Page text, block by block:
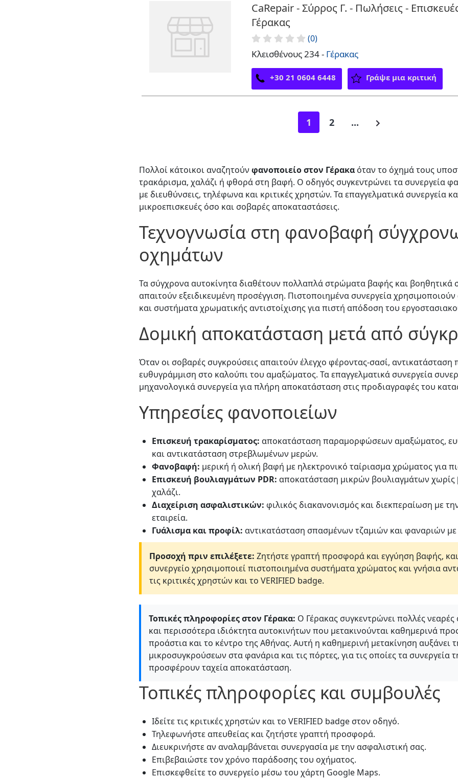
CaRepair - Σύρρος Γ. - Πωλήσεις -
Γέρακας
(0)
Κλεισθένους 234 - Γέρακας
+30 21 0604 6448 Γράψε μια κριτική
1 2 ...
Πολλοί κάτοικοι αναζητούν φανοποιείο στον Γέρακα όταν το όχημά τους
τρακάρισμα, χαλάζι ή φθορά στη βαφή. Ο οδηγός συγκεντρώνει τα συνεργεία
με διευθύνσεις, τηλέφωνα και κριτικές χρηστών. Τα επαγγελματικά συνεργεία
μικροεπισκευές όσο και σοβαρές αποκαταστάσεις.
Τεχνογνωσία στη φανοβαφή
οχημάτων
Τα σύγχρονα αυτοκίνητα διαθέτουν πολλαπλά στρώματα βαφής και βοηθητικά
απαιτούν εξειδικευμένη προσέγγιση. Πιστοποιημένα συνεργεία
και συστήματα χρωματικής αντιστοίχισης για πιστή απόδοση του
Δομική αποκατάσταση μετά από
Όταν οι σοβαρές συγκρούσεις απαιτούν έλεγχο φέροντας-σασί, αντικατάσταση
ευθυγράμμιση στο καλούπι του αμαξώματος. Τα επαγγελματικά συνεργεία
μηχανολογικά συνεργεία για πλήρη αποκατάσταση στις προδιαγραφές του
Υπηρεσίες φανοποιείων
Επισκευή τρακαρίσματος: αποκατάσταση παραμορφώσεων αμαξώματος,
και αντικατάσταση στρεβλωμένων μερών.
Φανοβαφή: μερική ή ολική βαφή με ηλεκτρονικό ταίριασμα χρώματος για
Επισκευή βουλιαγμάτων PDR: αποκατάσταση μικρών βουλιαγμάτων χωρίς
χαλάζι.
Διαχείριση ασφαλιστικών: φιλικός διακανονισμός και διεκπεραίωση με
εταιρεία.
Γυάλισμα και προφίλ: αντικατάσταση σπασμένων τζαμιών και φαναριών με
Προσοχή πριν επιλέξετε: Ζητήστε γραπτή προσφορά και εγγύηση βαφής, και
συνεργείο χρησιμοποιεί πιστοποιημένα συστήματα χρώματος και γνήσια
τις κριτικές χρηστών και το VERIFIED badge.
Τοπικές πληροφορίες στον Γέρακα: Ο Γέρακας συγκεντρώνει πολλές νεαρές
και περισσότερα ιδιόκτητα αυτοκινήτων που μετακινούνται καθημερινά
προάστια και το κέντρο της Αθήνας. Αυτή η καθημερινή μετακίνηση αυξάνει
μικροσυγκρούσεων στα φανάρια και τις πόρτες, για τις οποίες τα συνεργεία
προσφέρουν ταχεία αποκατάσταση.
Τοπικές πληροφορίες και συμβουλές
Ιδείτε τις κριτικές χρηστών και το VERIFIED badge στον οδηγό.
Τηλεφωνήστε απευθείας και ζητήστε γραπτή προσφορά.
Διευκρινήστε αν αναλαμβάνεται συνεργασία με την ασφαλιστική σας.
Επιβεβαιώστε τον χρόνο παράδοσης του οχήματος.
Επισκεφθείτε το συνεργείο μέσω του χάρτη Google Maps.